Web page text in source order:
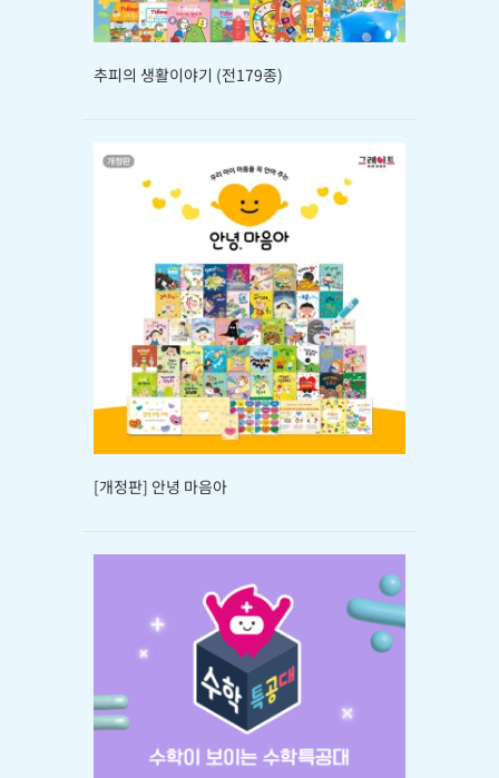
추피의 생활이야기 (전179종)
[개정판] 안녕 마음아